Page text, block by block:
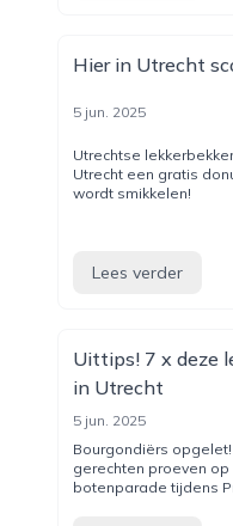
Hier in Utrecht
5 jun. 2025
Utrechtse
Utrecht een gratis
wordt smikkelen!
Lees verder
Uittips! 7 x deze
in Utrecht
5 jun. 2025
Bourgondiërs
gerechten proeven op
botenparade tijdens